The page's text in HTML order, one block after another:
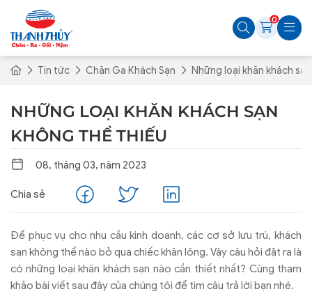
0
Tin tức Chăn Ga Khách Sạn Những loại khăn khách
NHỮNG LOẠI KHĂN KHÁCH SẠN
KHÔNG THỂ THIẾU
08, tháng 03, năm 2023
Chia sẻ
Để phục vụ cho nhu cầu kinh doanh, các cơ sở lưu trú, khách
sạn không thể nào bỏ qua chiếc khăn lông. Vậy câu hỏi đặt ra là
có những loại khăn khách sạn nào cần thiết nhất? Cùng tham
khảo bài viết sau đây của chúng tôi để tìm câu trả lời bạn nhé.